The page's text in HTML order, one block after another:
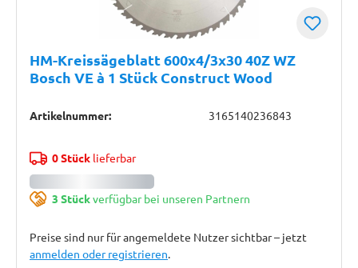
HM-Kreissägeblatt 600x4/3x30 40Z WZ
Bosch VE à 1 Stück Construct Wood
Artikelnummer: 3165140236843
0 Stücklieferbar
3 Stückverfügbar bei unseren Partnern
Preise sind nur für angemeldete Nutzer sichtbar – jetzt
anmelden oder registrieren.